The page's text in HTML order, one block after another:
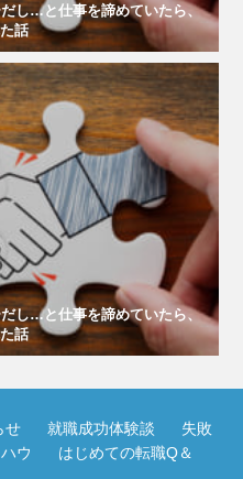
し…と仕事を諦めていたら、
話
し…と仕事を諦めていたら、
話
せ 就職成功体験談
失敗
ウ
はじめての転職Q＆